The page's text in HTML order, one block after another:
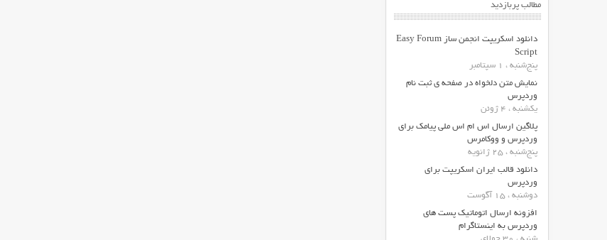
مطالب پربازدید
دانلود اسکریپت انجمن ساز Easy Forum
Script
پنج‌شنبه ، 1 سپتامبر
نمایش متن دلخواه در صفحه ی ثبت نام
وردپرس
یکشنبه ، 4 ژوئن
پلاگین ارسال اس ام اس ملی پیامک برای
وردپرس و ووکامرس
پنج‌شنبه ، 25 ژانویه
دانلود قالب ایران اسکریپت برای
وردپرس
دوشنبه ، 15 آگوست
افزونه ارسال اتوماتیک پست های
وردپرس به اینستاگرام